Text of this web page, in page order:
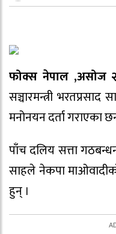
फोक्स नेपाल ,असोज
सञ्चारमन्त्री भरतप्रसाद
मनोनयन दर्ता गराएका
पाँच दलिय सत्ता
साहले नेकपा
हुन् ।